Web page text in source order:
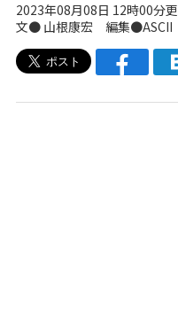
2023年08月08日 12時00分
文● 山根康宏 編集●ASCII